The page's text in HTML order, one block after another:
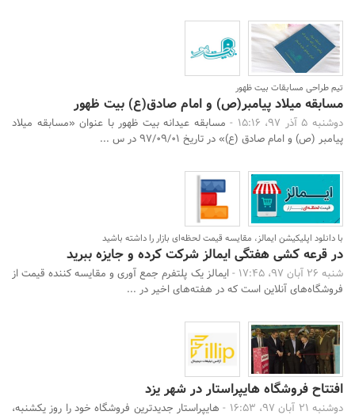
تیم طراحی مسابقات بیت ظهور
مسابقه میلاد پیامبر(ص) و امام صادق(ع) بیت ظهور
دوشنبه 5 آذر 97، 15:16 -
مسابقه عیدانه بیت ظهور با عنوان «مسابقه میلاد
پیامبر (ص) و امام صادق (ع)» در تاریخ 97/09/01 در س ...
با دانلود اپلیکیشن ایمالز، مقایسه قیمت لحظه‌ای بازار را داشته باشید
در قرعه کشی هفتگی ایمالز شرکت کرده و جایزه ببرید
شنبه 26 آبان 97، 17:45 -
ایمالز یک پلتفرم جمع آوری و مقایسه کننده قیمت از
فروشگاه‌های آنلاین است که در هفته‌های اخیر در ...
افتتاح فروشگاه هایپراستار در شهر یزد
دوشنبه 21 آبان 97، 16:53 -
هایپراستار جدیدترین فروشگاه خود را روز یکشنبه،